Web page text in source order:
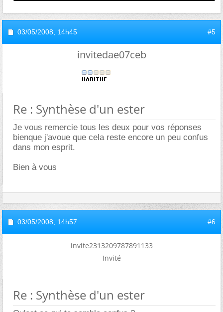
03/05/2008, 14h45 #5
invitedae07ceb
Re : Synthèse d'un ester
Je vous remercie tous les deux pour vos réponses
bienque j'avoue que cela reste encore un peu confus
dans mon esprit.
Bien à vous
03/05/2008, 14h57 #6
invite2313209787891133
Invité
Re : Synthèse d'un ester